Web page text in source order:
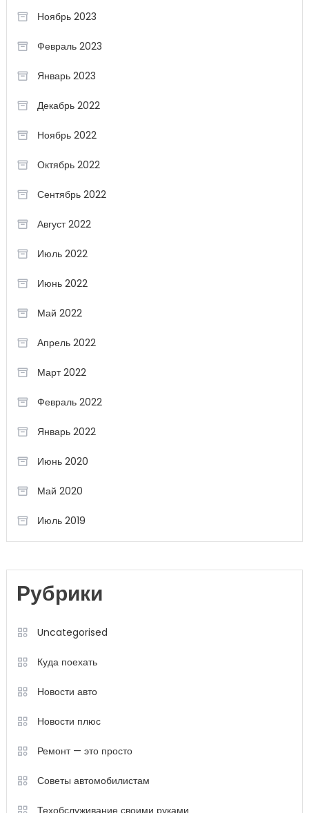
Ноябрь 2023
Февраль 2023
Январь 2023
Декабрь 2022
Ноябрь 2022
Октябрь 2022
Сентябрь 2022
Август 2022
Июль 2022
Июнь 2022
Май 2022
Апрель 2022
Март 2022
Февраль 2022
Январь 2022
Июнь 2020
Май 2020
Июль 2019
Рубрики
Uncategorised
Куда поехать
Новости авто
Новости плюс
Ремонт — это просто
Советы автомобилистам